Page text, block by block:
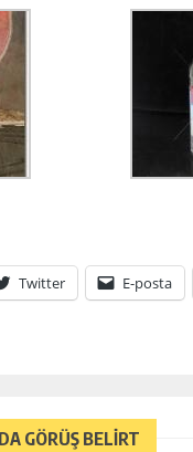
Twitter E-posta
GÖRÜŞ BELİRT